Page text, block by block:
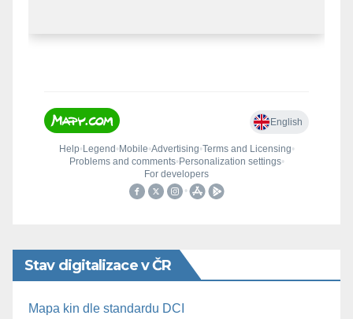
Stav digitalizace v ČR
Mapa kin dle standardu DCI